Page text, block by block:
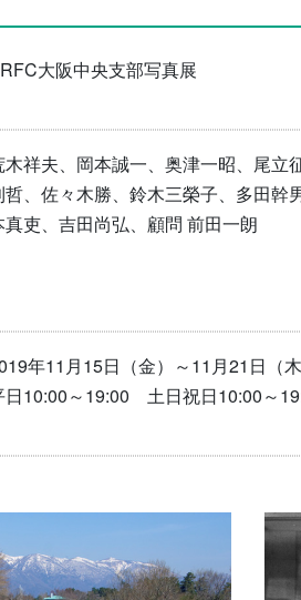
大阪中央支部写真展
木祥夫、岡本誠一、奥津一昭、尾立
哲、佐々木勝、鈴木三榮子、多田幹
真吏、吉田尚弘、顧問 前田一朗
年11月15日（金）～11月21日（木
日10:00～19:00 土日祝日10:00～